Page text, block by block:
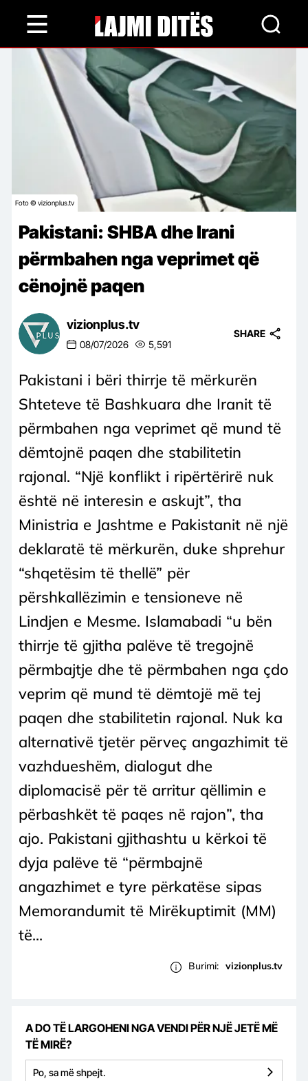
content
Foto © vizionplus.tv
Pakistani: SHBA dhe Irani
përmbahen nga veprimet që
cënojnë paqen
vizionplus.tv
08/07/2026 5,591
SHARE
Pakistani i bëri thirrje të mërkurën
Shteteve të Bashkuara dhe Iranit të
përmbahen nga veprimet që mund të
dëmtojnë paqen dhe stabilitetin
rajonal. “Një konflikt i ripërtërirë nuk
është në interesin e askujt”, tha
Ministria e Jashtme e Pakistanit në një
deklaratë të mërkurën, duke shprehur
“shqetësim të thellë” për
përshkallëzimin e tensioneve në
Lindjen e Mesme. Islamabadi “u bën
thirrje të gjitha palëve të tregojnë
përmbajtje dhe të përmbahen nga çdo
veprim që mund të dëmtojë më tej
paqen dhe stabilitetin rajonal. Nuk ka
alternativë tjetër përveç angazhimit të
vazhdueshëm, dialogut dhe
diplomacisë për të arritur qëllimin e
përbashkët të paqes në rajon”, tha
ajo. Pakistani gjithashtu u kërkoi të
dyja palëve të “përmbajnë
angazhimet e tyre përkatëse sipas
Memorandumit të Mirëkuptimit (MM)
të...
Burimi: vizionplus.tv
A DO TË LARGOHENI NGA VENDI PËR NJË JETË MË
TË MIRË?
Po, sa më shpejt.